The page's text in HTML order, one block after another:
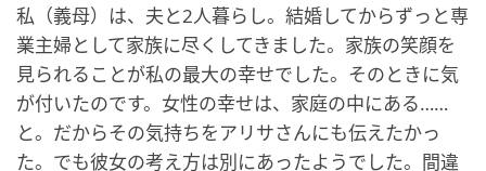
私（義母）は、夫と2人暮らし。結婚してからずっと専
業主婦として家族に尽くしてきました。家族の笑顔を
見られることが私の最大の幸せでした。そのときに気
が付いたのです。女性の幸せは、家庭の中にある……
と。だからその気持ちをアリサさんにも伝えたかっ
た。でも彼女の考え方は別にあったようでした。間違